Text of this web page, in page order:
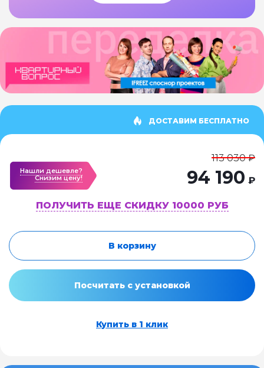
ДОСТАВИМ БЕСПЛАТНО
Нашли дешевле?
Cнизим цену!
113 030 ₽
94 190 ₽
ПОЛУЧИТЬ ЕЩЕ СКИДКУ 10000 РУБ
В корзину
Посчитать с установкой
Купить в 1 клик